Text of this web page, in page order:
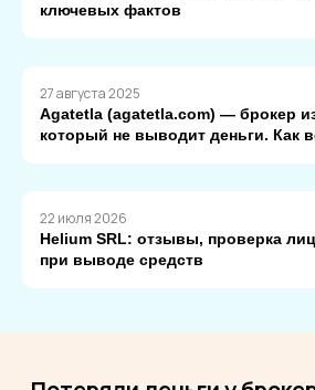
ключевых фактов
27 августа 2025
Agatetla (agatetla.com) — брокер
который не выводит деньги. Как
22 июля 2026
Helium SRL: отзывы, проверка
при выводе средств